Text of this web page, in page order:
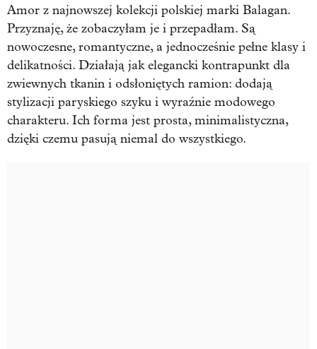
Amor z najnowszej kolekcji polskiej marki Balagan.
Przyznaję, że zobaczyłam je i przepadłam. Są
nowoczesne, romantyczne, a jednocześnie pełne klasy i
delikatności. Działają jak elegancki kontrapunkt dla
zwiewnych tkanin i odsłoniętych ramion: dodają
stylizacji paryskiego szyku i wyraźnie modowego
charakteru. Ich forma jest prosta, minimalistyczna,
dzięki czemu pasują niemal do wszystkiego.